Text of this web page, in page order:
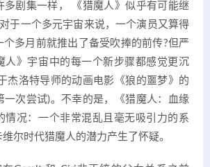
多剧集一样， 《猎魔人》似乎有可能继
于一个多元宇宙来说，一个演员又算得
个多月前就推出了备受吹捧的前传?但严
人》宇宙中的每一个新步骤都感觉更沉
杰洛特导师的动画电影《狼的噩梦》的
一次尝试)。不幸的是，《猎魔人：血缘
情况：一个非常混乱且毫无吸引力的系
尔时代猎魔人的潜力产生了怀疑。